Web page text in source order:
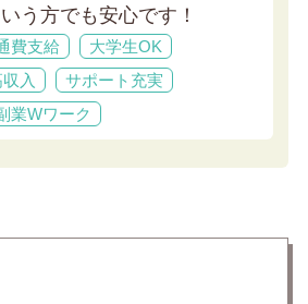
う方でも安心です！
費支給
大学生OK
入
サポート充実
業Wワーク